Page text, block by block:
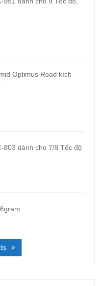
Optimus Road kích
803 dành cho 7/8 Tốc độ